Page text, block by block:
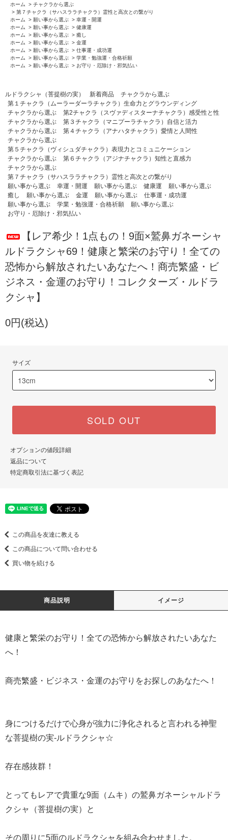
ホーム
> チャクラから選ぶ
> 第７チャクラ（サハスララチャクラ）霊性と高次との繋がり
ホーム
> 願い事から選ぶ > 幸運・開運
ホーム
> 願い事から選ぶ > 健康運
ホーム
> 願い事から選ぶ > 癒し
ホーム
> 願い事から選ぶ > 金運
ホーム
> 願い事から選ぶ > 仕事運・成功運
ホーム
> 願い事から選ぶ > 学業・勉強運・合格祈願
ホーム
> 願い事から選ぶ > お守り・厄除け・邪気払い
ルドラクシャ（菩提樹の実） 新着商品
チャクラから選ぶ
第１チャクラ（ムーラーダーラチャクラ）生命力とグラウンディング
チャクラから選ぶ
第2チャクラ（スヴァディスターナチャクラ）感受性と性
チャクラから選ぶ
第３チャクラ（マニプーラチャクラ）自信と活力
チャクラから選ぶ
第４チャクラ（アナハタチャクラ）愛情と人間性
チャクラから選ぶ
第５チャクラ（ヴィシュダチャクラ）表現力とコミュニケーション
チャクラから選ぶ
第６チャクラ（アジナチャクラ）知性と直感力
チャクラから選ぶ
第７チャクラ（サハスララチャクラ）霊性と高次との繋がり
願い事から選ぶ
幸運・開運 願い事から選ぶ 健康運
願い事から選ぶ
癒し
願い事から選ぶ 金運 願い事から選ぶ
仕事運・成功運
願い事から選ぶ
学業・勉強運・合格祈願
願い事から選ぶ
お守り・厄除け・邪気払い
【レア希少！1点もの！9面×鷲鼻ガネーシャ
ルドラクシャ69！健康と繁栄のお守り！全ての
恐怖から解放されたいあなたへ！商売繁盛・ビ
ジネス・金運のお守り！コレクターズ・ルドラ
クシャ】
0円(税込)
サイズ
SOLD OUT
オプションの値段詳細
返品について
特定商取引法に基づく表記
この商品を友達に教える
この商品について問い合わせる
買い物を続ける
商品説明 イメージ
健康と繁栄のお守り！全ての恐怖から解放されたいあなた
へ！
商売繁盛・ビジネス・金運のお守りをお探しのあなたへ！
身につけるだけで心身が強力に浄化されると言われる神聖
な菩提樹の実-ルドラクシャ☆
存在感抜群！
とってもレアで貴重な9面（ムキ）の鷲鼻ガネーシャルドラ
クシャ（菩提樹の実）と
その周りに5面のルドラクシャを組み合わせました。